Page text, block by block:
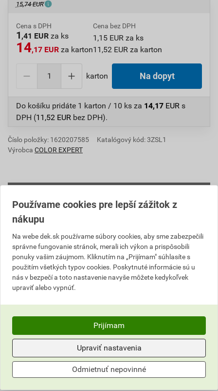
15,74 EUR
Cena s DPH
1 ,41 EUR za ks
14,17 EUR za karton
Cena bez DPH
1,15 EUR za ks
11,52 EUR za karton
karton Na dopyt
Do košíku pridáte 1 karton / 10 ks za 14,17 EUR s
DPH (11,52 EUR bez DPH).
Číslo položky: 1620207585
Katalógový kód: 3ZSL1
Výrobca COLOR EXPERT
Aktuálna predajná cena po zľave 10% z cenníkovej
11,52 EUR
bez DPH za karton
14,17 EUR
s DPH za karton
Najnižšia predajná cena v období 30 dní pred
poskytnutím zľavy
11,52 EUR
bez DPH za karton
14,17 EUR
s DPH za karton
Aktuálna predajná porovnávacia cena po zľave 10% z
bez DPH za ks s DPH za ks
Používame cookies pre lepší zážitok z
nákupu
Na webe dek.sk používame súbory cookies, aby sme zabezpečili
správne fungovanie stránok, merali ich výkon a prispôsobili
ponuky vašim záujmom. Kliknutím na „Prijímam" súhlasíte s
použitím všetkých typov cookies. Poskytnuté informácie sú u
nás v bezpečí a toto nastavenie navyše môžete kedykoľvek
upraviť alebo vypnúť.
Prijímam
Upraviť nastavenia
Odmietnuť nepovinné